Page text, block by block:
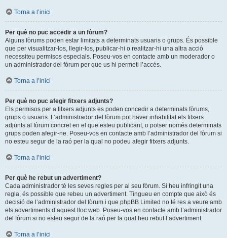
Torna a l’inici
Per què no puc accedir a un fòrum?
Alguns fòrums poden estar limitats a determinats usuaris o grups. És possible
que per visualitzar-los, llegir-los, publicar-hi o realitzar-hi una altra acció
necessiteu permisos especials. Poseu-vos en contacte amb un moderador o
un administrador del fòrum per que us hi permeti l’accés.
Torna a l’inici
Per què no puc afegir fitxers adjunts?
Els permisos per a fitxers adjunts es poden concedir a determinats fòrums,
grups o usuaris. L’administrador del fòrum pot haver inhabilitat els fitxers
adjunts al fòrum concret en el que esteu publicant, o potser només determinats
grups poden afegir-ne. Poseu-vos en contacte amb l’administrador del fòrum si
no esteu segur de la raó per la qual no podeu afegir fitxers adjunts.
Torna a l’inici
Per què he rebut un advertiment?
Cada administrador té les seves regles per al seu fòrum. Si heu infringit una
regla, és possible que rebeu un advertiment. Tingueu en compte que això és
decisió de l’administrador del fòrum i que phpBB Limited no té res a veure amb
els advertiments d’aquest lloc web. Poseu-vos en contacte amb l’administrador
del fòrum si no esteu segur de la raó per la qual heu rebut l’advertiment.
Torna a l’inici